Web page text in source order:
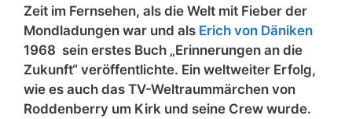
Zeit im Fernsehen, als die Welt mit Fieber der
Mondladungen war und als Erich von Däniken
1968 sein erstes Buch „Erinnerungen an die
Zukunft“ veröffentlichte. Ein weltweiter Erfolg,
wie es auch das TV-Weltraummärchen von
Roddenberry um Kirk und seine Crew wurde.